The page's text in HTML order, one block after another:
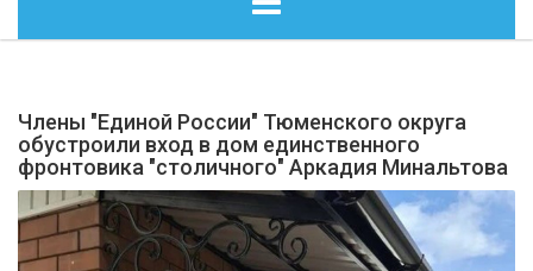
ОБЩЕСТВО
ЭКОНОМИКА
КУЛЬТУРА
Члены "Единой России" Тюменского округа
обустроили вход в дом единственного
фронтовика "столичного" Аркадия Минальтова